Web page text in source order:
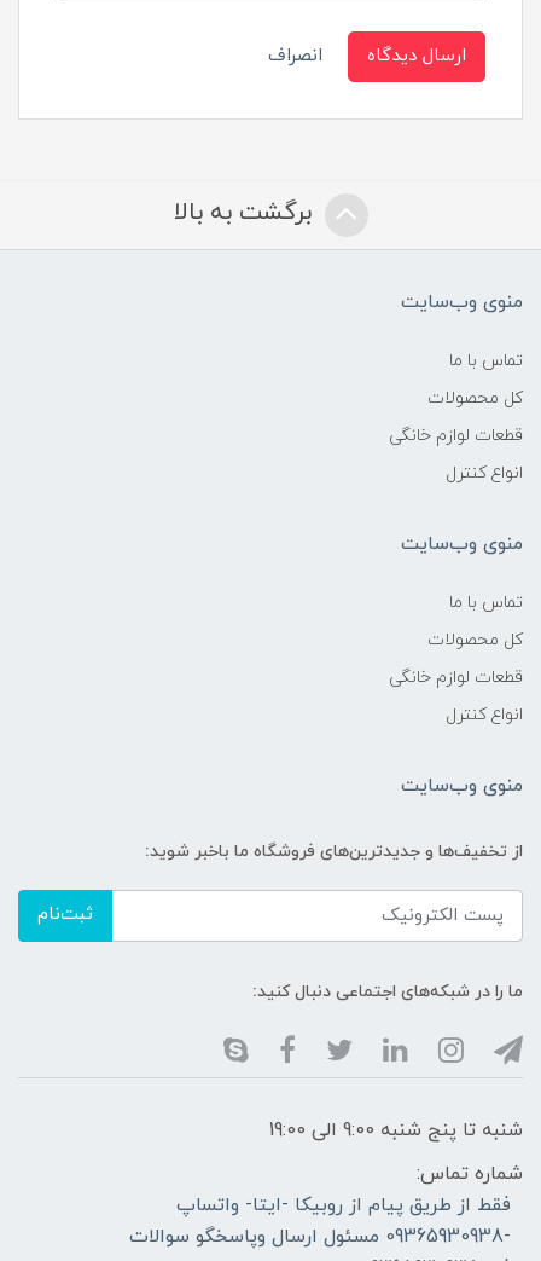
ارسال دیدگاه انصراف
برگشت به بالا
منوی وب‌سایت
تماس با ما
کل محصولات
قطعات لوازم خانگی
انواع کنترل
منوی وب‌سایت
تماس با ما
کل محصولات
قطعات لوازم خانگی
انواع کنترل
منوی وب‌سایت
از تخفیف‌ها و جدیدترین‌های فروشگاه ما باخبر شوید:
ثبت‌نام
ما را در شبکه‌های اجتماعی دنبال کنید:
شنبه تا پنج شنبه 9:00 الی 19:00
شماره تماس:
فقط از طریق پیام از روبیکا -ایتا- واتساپ
-09365930938 مسئول ارسال وپاسخگو سوالات